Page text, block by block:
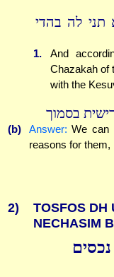
תני לה בהדי
1.
And
Chazakah of
with the
בסמוך
(b) Answer: We can
reasons for
2)
TOSFOS DH
NECHASIM